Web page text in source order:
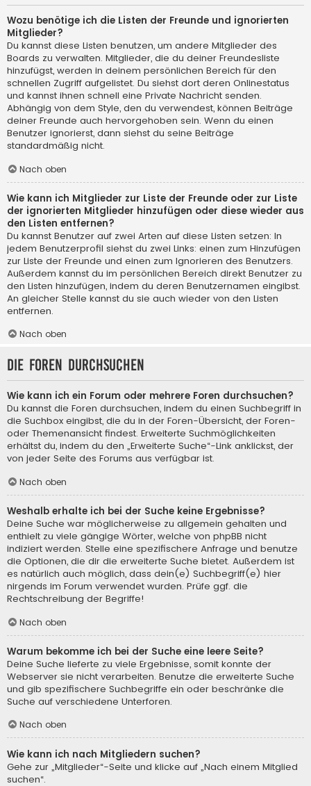
Wozu benötige ich die Listen der Freunde und ignorierten
Mitglieder?
Du kannst diese Listen benutzen, um andere Mitglieder des
Boards zu verwalten. Mitglieder, die du deiner Freundesliste
hinzufügst, werden in deinem persönlichen Bereich für den
schnellen Zugriff aufgelistet. Du siehst dort deren Onlinestatus
und kannst ihnen schnell eine Private Nachricht senden.
Abhängig von dem Style, den du verwendest, können Beiträge
deiner Freunde auch hervorgehoben sein. Wenn du einen
Benutzer ignorierst, dann siehst du seine Beiträge
standardmäßig nicht.
Nach oben
Wie kann ich Mitglieder zur Liste der Freunde oder zur Liste
der ignorierten Mitglieder hinzufügen oder diese wieder aus
den Listen entfernen?
Du kannst Benutzer auf zwei Arten auf diese Listen setzen: In
jedem Benutzerprofil siehst du zwei Links: einen zum Hinzufügen
zur Liste der Freunde und einen zum Ignorieren des Benutzers.
Außerdem kannst du im persönlichen Bereich direkt Benutzer zu
den Listen hinzufügen, indem du deren Benutzernamen eingibst.
An gleicher Stelle kannst du sie auch wieder von den Listen
entfernen.
Nach oben
Die Foren durchsuchen
Wie kann ich ein Forum oder mehrere Foren durchsuchen?
Du kannst die Foren durchsuchen, indem du einen Suchbegriff in
die Suchbox eingibst, die du in der Foren-Übersicht, der Foren-
oder Themenansicht findest. Erweiterte Suchmöglichkeiten
erhältst du, indem du den „Erweiterte Suche“-Link anklickst, der
von jeder Seite des Forums aus verfügbar ist.
Nach oben
Weshalb erhalte ich bei der Suche keine Ergebnisse?
Deine Suche war möglicherweise zu allgemein gehalten und
enthielt zu viele gängige Wörter, welche von phpBB nicht
indiziert werden. Stelle eine spezifischere Anfrage und benutze
die Optionen, die dir die erweiterte Suche bietet. Außerdem ist
es natürlich auch möglich, dass dein(e) Suchbegriff(e) hier
nirgends im Forum verwendet wurden. Prüfe ggf. die
Rechtschreibung der Begriffe!
Nach oben
Warum bekomme ich bei der Suche eine leere Seite?
Deine Suche lieferte zu viele Ergebnisse, somit konnte der
Webserver sie nicht verarbeiten. Benutze die erweiterte Suche
und gib spezifischere Suchbegriffe ein oder beschränke die
Suche auf verschiedene Unterforen.
Nach oben
Wie kann ich nach Mitgliedern suchen?
Gehe zur „Mitglieder“-Seite und klicke auf „Nach einem Mitglied
suchen“.